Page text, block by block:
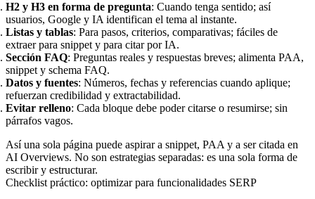
H2 y H3 en forma de pregunta: Cuando tenga sentido; así
usuarios, Google y IA identifican el tema al instante.
Listas y tablas: Para pasos, criterios, comparativas; fáciles de
extraer para snippet y para citar por IA.
Sección FAQ: Preguntas reales y respuestas breves; alimenta PAA,
snippet y schema FAQ.
Datos y fuentes: Números, fechas y referencias cuando aplique;
refuerzan credibilidad y extractabilidad.
Evitar relleno: Cada bloque debe poder citarse o resumirse; sin
párrafos vagos.
Así una sola página puede aspirar a snippet, PAA y a ser citada en
AI Overviews. No son estrategias separadas: es una sola forma de
escribir y estructurar.
Checklist práctico: optimizar para funcionalidades SERP